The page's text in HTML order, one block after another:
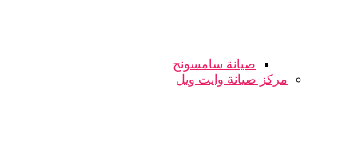
صيانة سامسونج
مركز صيانة وايت ويل